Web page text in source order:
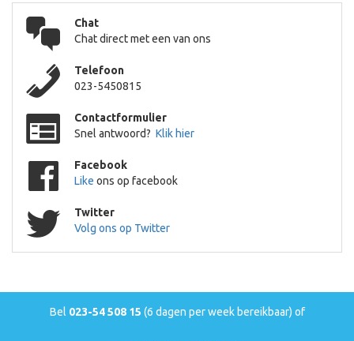
Chat
Chat direct met een van ons
Telefoon
023-5450815
Contactformulier
Snel antwoord? Klik hier
Facebook
Like ons op facebook
Twitter
Volg ons op Twitter
Bel 023-54 508 15 (6 dagen per week bereikbaar) of